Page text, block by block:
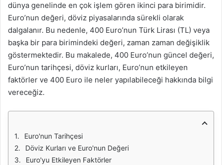
dünya genelinde en çok işlem gören ikinci para birimidir.
Euro’nun değeri, döviz piyasalarında sürekli olarak
dalgalanır. Bu nedenle, 400 Euro’nun Türk Lirası (TL) veya
başka bir para birimindeki değeri, zaman zaman değişiklik
göstermektedir. Bu makalede, 400 Euro’nun güncel değeri,
Euro’nun tarihçesi, döviz kurları, Euro’nun etkileyen
faktörler ve 400 Euro ile neler yapılabileceği hakkında bilgi
vereceğiz.
Euro'nun Tarihçesi
Döviz Kurları ve Euro'nun Değeri
Euro'yu Etkileyen Faktörler